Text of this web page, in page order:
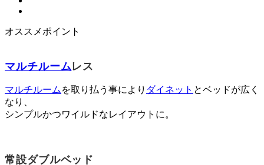
オススメポイント
マルチルームレス
マルチルーム を取り払う事により ダイネット とベッドが広く
なり、
シンプルかつワイルドなレイアウトに。
常設ダブルベッド